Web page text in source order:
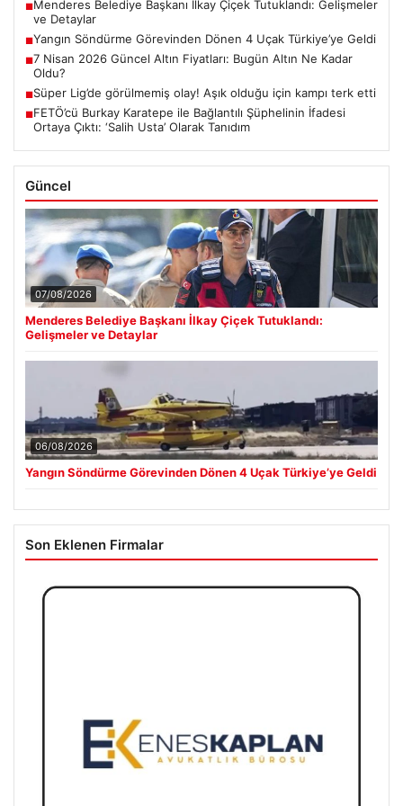
■Menderes Belediye Başkanı İlkay Çiçek Tutuklandı: Gelişmeler
ve Detaylar
■Yangın Söndürme Görevinden Dönen 4 Uçak Türkiye’ye Geldi
■7 Nisan 2026 Güncel Altın Fiyatları: Bugün Altın Ne Kadar
Oldu?
■Süper Lig’de görülmemiş olay! Aşık olduğu için kampı terk etti
■FETÖ’cü Burkay Karatepe ile Bağlantılı Şüphelinin İfadesi
Ortaya Çıktı: ‘Salih Usta’ Olarak Tanıdım
Güncel
07/08/2026
Menderes Belediye Başkanı İlkay Çiçek Tutuklandı:
Gelişmeler ve Detaylar
06/08/2026
Yangın Söndürme Görevinden Dönen 4 Uçak Türkiye’ye Geldi
Son Eklenen Firmalar